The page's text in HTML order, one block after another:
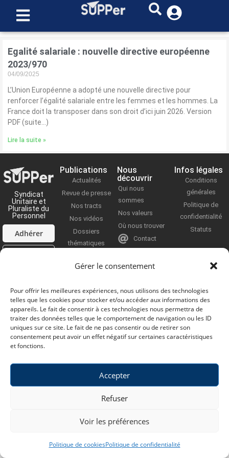
Gérer le consentement
Pour offrir les meilleures expériences, nous utilisons des technologies
telles que les cookies pour stocker et/ou accéder aux informations des
appareils. Le fait de consentir à ces technologies nous permettra de
traiter des données telles que le comportement de navigation ou les ID
uniques sur ce site. Le fait de ne pas consentir ou de retirer son
consentement peut avoir un effet négatif sur certaines caractéristiques
et fonctions.
Accepter
Refuser
Voir les préférences
Politique de cookiesPolitique de confidentialité
Egalité salariale : nouvelle directive européenne
2023/970
04/09/2025
L’Union Européenne a adopté une nouvelle directive pour
renforcer l’égalité salariale entre les femmes et les hommes. La
France doit la transposer dans son droit d’ici juin 2026. Version
PDF (suite…)
Lire la suite »
Syndicat
Unitaire et
Pluraliste du
Personnel
Adhérer
Publications
Actualités
Revue de presse
Nos tracts
Nos vidéos
Dossiers
thématiques
Nous
découvrir
Qui nous
sommes
Nos valeurs
Où nous trouver
Contact
Infos légales
Conditions
générales
Politique de
confidentialité
Statuts